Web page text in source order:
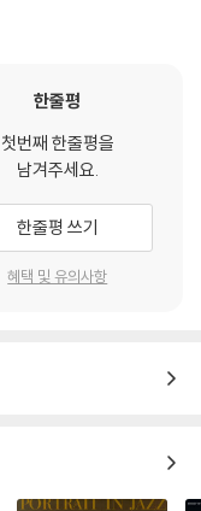
한줄평
첫번째 한줄평을
남겨주세요.
한줄평 쓰기
혜택 및 유의사항